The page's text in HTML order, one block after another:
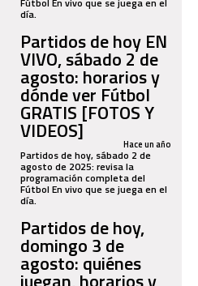
día.
Partidos de hoy EN
VIVO, sábado 2 de
agosto: horarios y
dónde ver Fútbol
GRATIS [FOTOS Y
VIDEOS] Hace un año
Partidos de hoy, sábado 2 de
agosto de 2025: revisa la
programación completa del
Fútbol En vivo que se juega en el
día.
Partidos de hoy,
domingo 3 de
agosto: quiénes